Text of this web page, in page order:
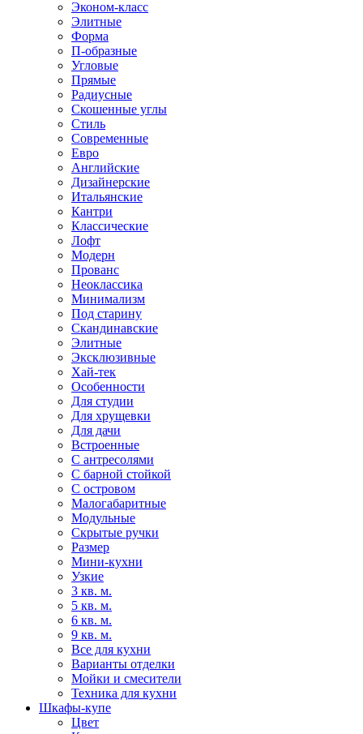
Эконом-класс
Элитные
Форма
П-образные
Угловые
Прямые
Радиусные
Скошенные углы
Стиль
Современные
Евро
Английские
Дизайнерские
Итальянские
Кантри
Классические
Лофт
Модерн
Прованс
Неоклассика
Минимализм
Под старину
Скандинавские
Элитные
Эксклюзивные
Хай-тек
Особенности
Для студии
Для хрущевки
Для дачи
Встроенные
С антресолями
С барной стойкой
С островом
Малогабаритные
Модульные
Скрытые ручки
Размер
Мини-кухни
Узкие
3 кв. м.
5 кв. м.
6 кв. м.
9 кв. м.
Все для кухни
Варианты отделки
Мойки и смесители
Техника для кухни
Шкафы-купе
Цвет